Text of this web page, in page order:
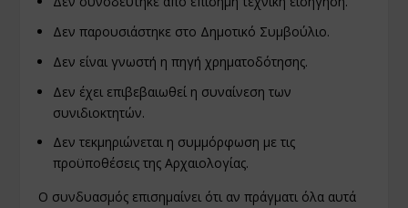
Δεν παρουσιάστηκε στο Δημοτικό Συμβούλιο.
Δεν είναι γνωστή η πηγή χρηματοδότησης.
Δεν έχει επιβεβαιωθεί η συναίνεση των
συνιδιοκτητών.
Δεν τεκμηριώνεται η συμμόρφωση με τις
προϋποθέσεις της Αρχαιολογίας.
Ο συνδυασμός επισημαίνει ότι αν πράγματι όλα αυτά